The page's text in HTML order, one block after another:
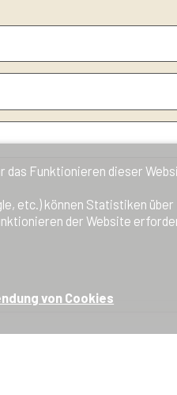
Funktionieren dieser
etc.) können Statistiken
der Website
von Cookies